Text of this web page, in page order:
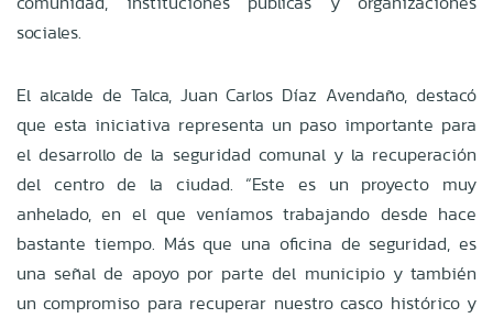
sociales.
El alcalde de Talca, Juan Carlos Díaz Avendaño, destacó
que esta iniciativa representa un paso importante para
el desarrollo de la seguridad comunal y la recuperación
del centro de la ciudad. “Este es un proyecto muy
anhelado, en el que veníamos trabajando desde hace
bastante tiempo. Más que una oficina de seguridad, es
una señal de apoyo por parte del municipio y también
un compromiso para recuperar nuestro casco histórico y